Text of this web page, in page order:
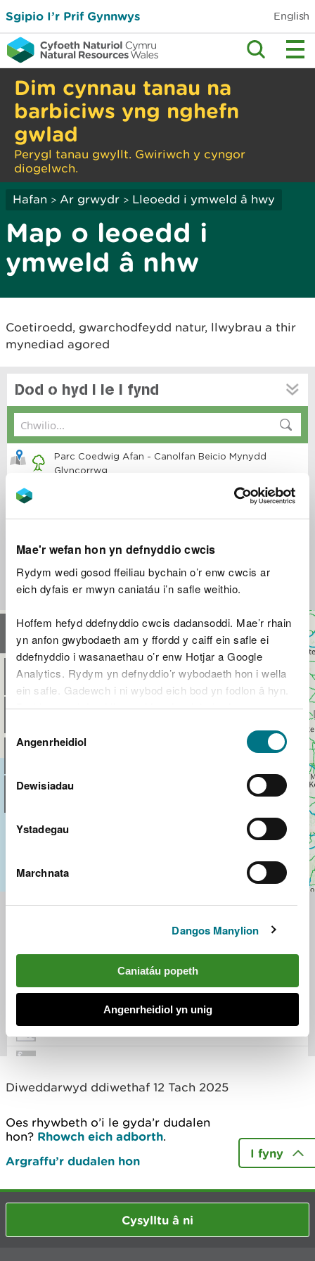
Mae'r wefan hon yn defnyddio cwcis
Rydym wedi gosod ffeiliau bychain o’r enw cwcis ar
eich dyfais er mwyn caniatáu i’n safle weithio.
Hoffem hefyd ddefnyddio cwcis dadansoddi. Mae’r rhain
yn anfon gwybodaeth am y ffordd y caiff ein safle ei
ddefnyddio i wasanaethau o’r enw Hotjar a Google
Analytics. Rydym yn defnyddio’r wybodaeth hon i wella
ein safle. Gadewch i ni wybod eich bod yn fodlon â hyn.
Byddwn yn defnyddio cwci i gadw eich dewis.
Gellirdarllen mwy am ein cwcis cyn i chi ddewis.
Caniatâd
Angenrheidiol
Dewisiadau
Ystadegau
Marchnata
Dangos Manylion
Caniatáu popeth
Angenrheidiol yn unig
Sgipio I’r Prif Gynnwys English
Dim cynnau tanau na
barbiciws yng nghefn
gwlad
Perygl tanau gwyllt. Gwiriwch y cyngor
diogelwch.
Hafan > Ar grwydr > Lleoedd i ymweld â hwy
Map o leoedd i
ymweld â nhw
Coetiroedd, gwarchodfeydd natur, llwybrau a thir
mynediad agored
Diweddarwyd ddiwethaf 12 Tach 2025
Oes rhywbeth o’i le gyda’r dudalen
hon? Rhowch eich adborth.
Argraffu’r dudalen hon
I fyny
Cysylltu â ni